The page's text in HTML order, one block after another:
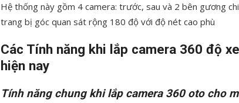
Hệ thống này gồm 4 camera: trước, sau và 2 bên gương
trang bị góc quan sát rộng 180 độ với độ nét cao phù
Các Tính năng khi lắp camera 360 độ
hiện nay
Tính năng chung khi lắp camera 360 oto cho